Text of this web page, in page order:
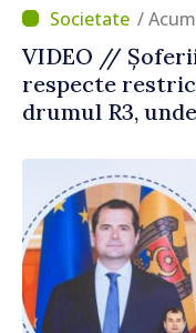
/
VIDEO //
respecte
drumul R3,